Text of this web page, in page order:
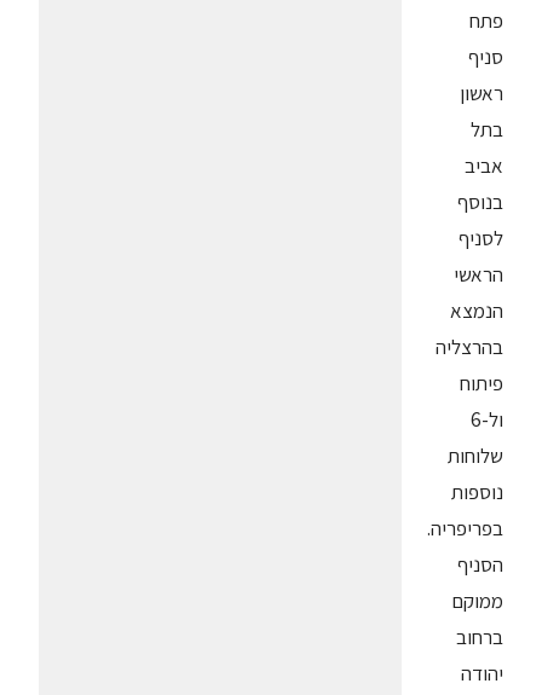
פתח
סניף
ראשון
בתל
אביב
בנוסף
לסניף
הראשי
הנמצא
בהרצליה
פיתוח
ול-6
שלוחות
נוספות
בפריפריה.
הסניף
ממוקם
ברחוב
יהודה